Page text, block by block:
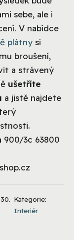
sebe, ale i
V nabídce
plátny si
broušení,
a strávený
ušetříte
a jistě najdete
900/3c 63800
Kategorie:
Interiér